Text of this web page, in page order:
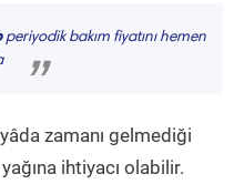
periyodik bakım fiyatını hemen
”
zamanı gelmediği
ihtiyacı olabilir.